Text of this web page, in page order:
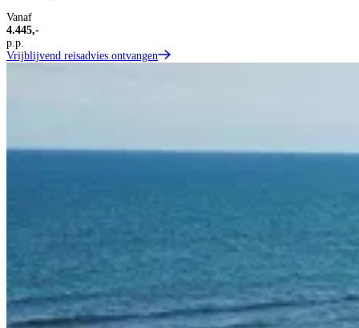
Vanaf
4.445,-
p.p.
Vrijblijvend reisadvies ontvangen